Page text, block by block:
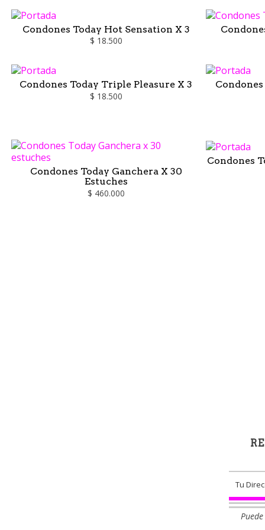
Condones Today Hot Sensation X 3
$ 18.500
Condones Today Triple Pleasure X 3
$ 18.500
Condones Today Ganchera X 30
Estuches
$ 460.000
Condones